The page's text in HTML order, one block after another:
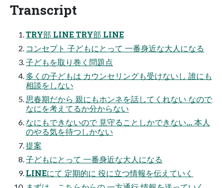
Transcript
TRY部 LINE TRY部 LINE
コンセプト 子どもにとって 一番身近な大人になる
子どもを取り巻く問題点
多くの子どもは カウンセリングも受けないし 誰にも
相談をしない
思春期だから 親にもホンネを話してくれない なので
なにを考えてるか分からない
なにもできないので 見守ることしかできない... 本人
のやる気を待つしかない
提案
子どもにとって 一番身近な大人になる
LINEにて 定期的に 役に立つ情報を伝えていく